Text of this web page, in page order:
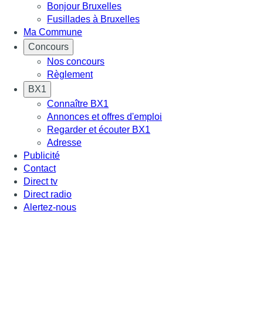
Bonjour Bruxelles
Fusillades à Bruxelles
Ma Commune
Concours
Nos concours
Règlement
BX1
Connaître BX1
Annonces et offres d'emploi
Regarder et écouter BX1
Adresse
Publicité
Contact
Direct tv
Direct radio
Alertez-nous